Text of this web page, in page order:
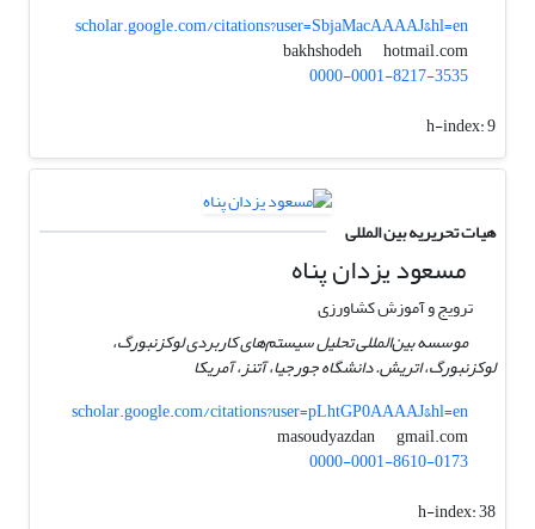
scholar.google.com/citations?user=SbjaMacAAAAJ&hl=en
bakhshodeh
hotmail.com
0000-0001-8217-3535
h-index:9
هیات تحریریه بین المللی
مسعود یزدان پناه
ترویج و آموزش کشاورزی
موسسه بین‌المللی تحلیل سیستم‌های کاربردی لوکزنبورگ،
لوکزنبورگ، اتریش. دانشگاه جورجیا، آتنز، آمریکا
scholar.google.com/citations?user=pLhtGP0AAAAJ&hl=en
masoudyazdan
gmail.com
0000-0001-8610-0173
h-index:38